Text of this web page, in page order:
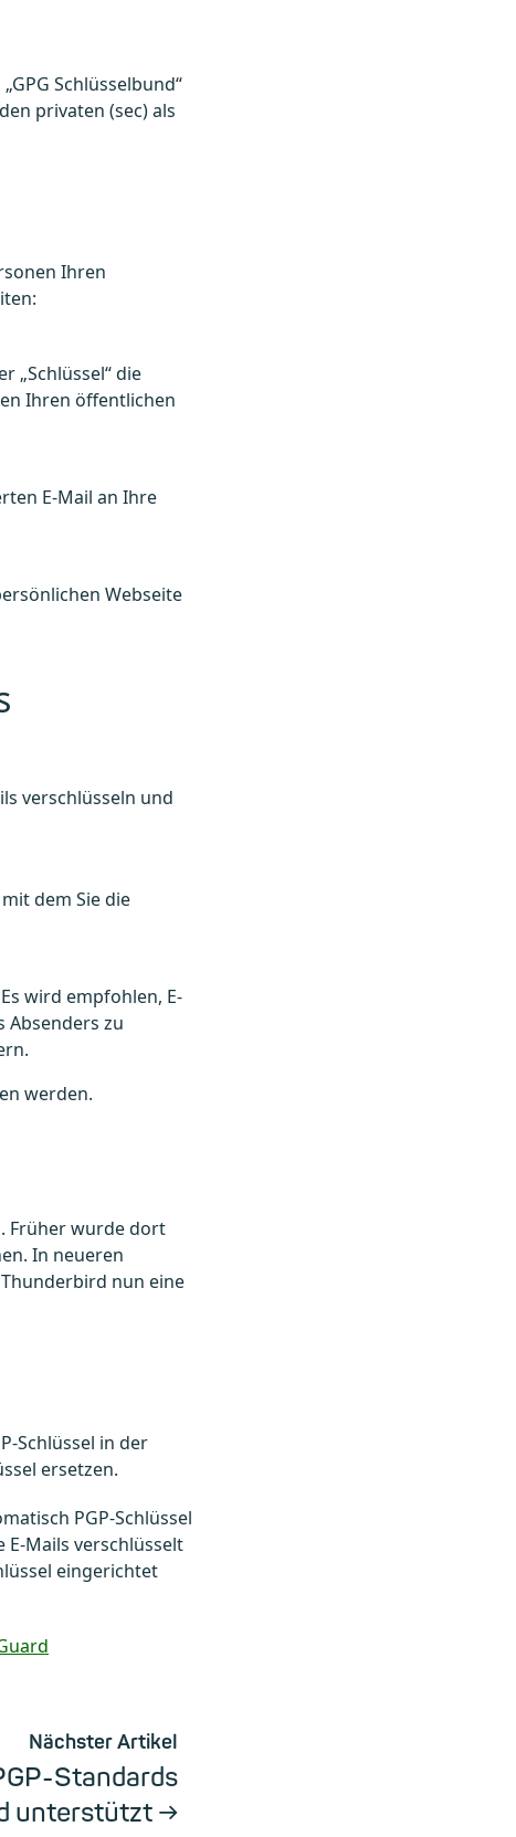
Schlüsselbund“
privaten (sec) als
Ihren
„Schlüssel“ die
Ihren öffentlichen
E-Mail an Ihre
Webseite
verschlüsseln und
dem Sie die
wird empfohlen, E-
Absenders zu
werden.​
Früher wurde dort
In neueren
nun eine
Schlüssel in der
ersetzen.
PGP-Schlüssel
Mails verschlüsselt
eingerichtet
Nächster Artikel
Standards
unterstützt